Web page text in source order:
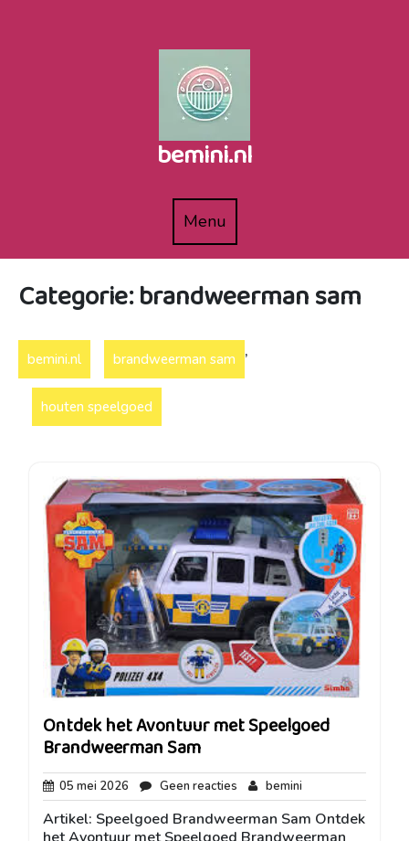
bemini.nl
MenuMenu
Categorie:brandweerman sam
bemini.nl brandweerman sam ,
houten speelgoed
Ontdek het Avontuur met Speelgoed
Brandweerman Sam
05 mei 2026 05
mei
2026
Geen reacties Geen
reacties
bemini
Artikel: Speelgoed Brandweerman Sam Ontdek